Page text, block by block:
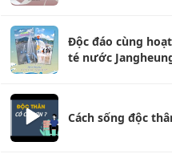
Độc đáo cùng
té nước
Cách sống độc